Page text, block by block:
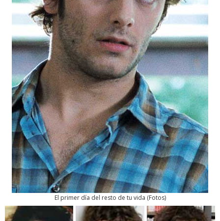
El primer día del resto de tu vida (Fotos)